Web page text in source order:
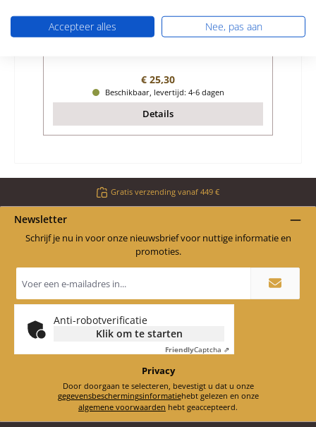
Productnummer:
01017925
Normale prijs:
€ 25,30
Beschikbaar, levertijd: 4-6 dagen
Details
Gratis verzending vanaf 449 €
Newsletter
Schrijf je nu in voor onze nieuwsbrief voor nuttige informatie en
promoties.
mailadres
*
Anti-robotverificatie
Klik om te starten
FriendlyCaptcha ⇗
Privacy
Door doorgaan te selecteren, bevestigt u dat u onze
gegevensbeschermingsinformatie
hebt gelezen en onze
algemene voorwaarden hebt geaccepteerd.
Accepteer alles Nee, pas aan